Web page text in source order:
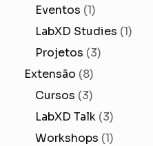
Eventos (1)
LabXD Studies (1)
Projetos (3)
Extensão (8)
Cursos (3)
LabXD Talk (3)
Workshops (1)